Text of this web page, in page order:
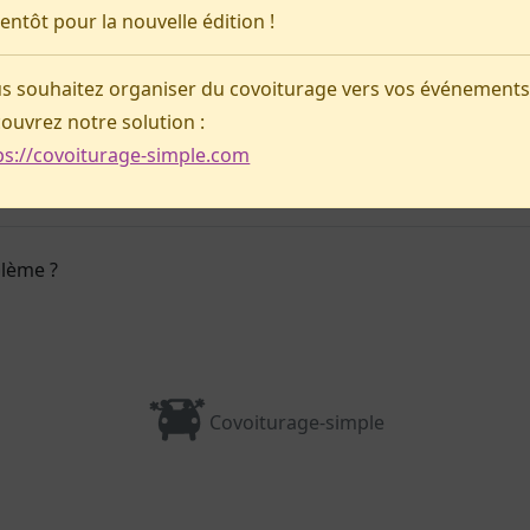
pour la nouvelle édition !
souhaitez organiser du covoiturage vers vos
notre solution :
covoiturage-simple.com
Pas d'annonce pour le moment !
Préparer ma venue
?
Covoiturage-simple